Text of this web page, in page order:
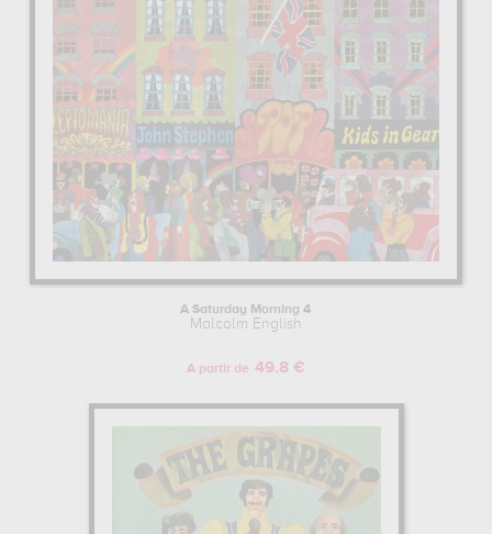
A Saturday Morning 4
Malcolm English
A partir de 49.8 €